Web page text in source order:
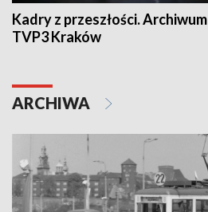
Kadry z przeszłości. Archiwum
TVP3 Kraków
ARCHIWA